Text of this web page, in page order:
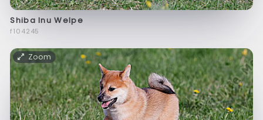
Shiba Inu Welpe
f104245
Zoom